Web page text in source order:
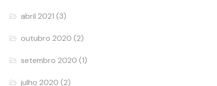
abril 2021 (3)
outubro 2020 (2)
setembro 2020 (1)
julho 2020 (2)